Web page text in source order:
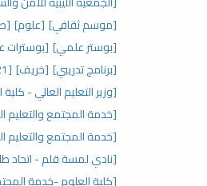
[موسم ثقافي] [علوم]
[بوستر علمي] [بوسترات
[برنامج تدريبي] [خريف] [2021]
[وزير التعليم العالي -
[خدمة المجتمع والتعليم
[خدمة المجتمع والتعليم
[نادي لمسة قلم - اتحاد
[كلية العلوم -خدمة